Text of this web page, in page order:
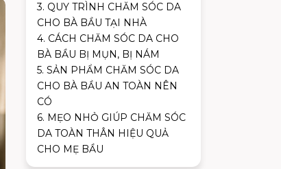
3. QUY TRÌNH CHĂM SÓC DA
CHO BÀ BẦU TẠI NHÀ
4. CÁCH CHĂM SÓC DA CHO
BÀ BẦU BỊ MỤN, BỊ NÁM
5. SẢN PHẨM CHĂM SÓC DA
CHO BÀ BẦU AN TOÀN NÊN
CÓ
6. MẸO NHỎ GIÚP CHĂM SÓC
DA TOÀN THÂN HIỆU QUẢ
CHO MẸ BẦU